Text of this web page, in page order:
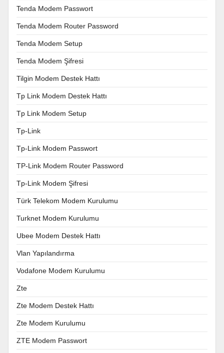
Tenda Modem Passwort
Tenda Modem Router Password
Tenda Modem Setup
Tenda Modem Şifresi
Tilgin Modem Destek Hattı
Tp Link Modem Destek Hattı
Tp Link Modem Setup
Tp-Link
Tp-Link Modem Passwort
TP-Link Modem Router Password
Tp-Link Modem Şifresi
Türk Telekom Modem Kurulumu
Turknet Modem Kurulumu
Ubee Modem Destek Hattı
Vlan Yapılandırma
Vodafone Modem Kurulumu
Zte
Zte Modem Destek Hattı
Zte Modem Kurulumu
ZTE Modem Passwort